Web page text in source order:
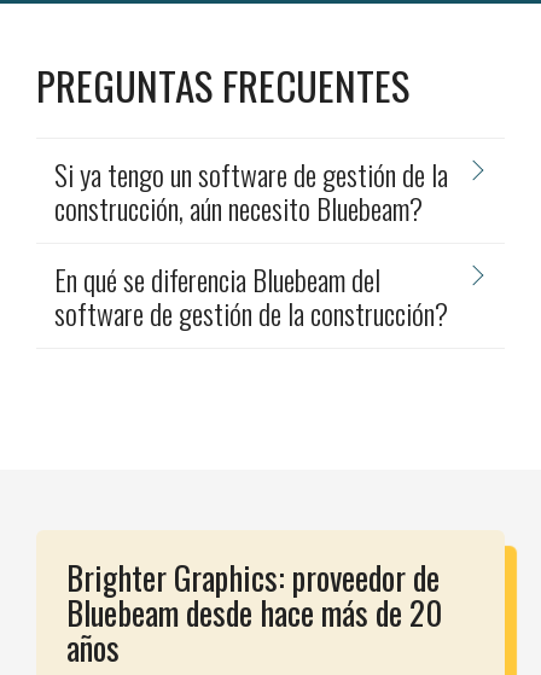
PREGUNTAS FRECUENTES
Si ya tengo un software de gestión de la
construcción, aún necesito Bluebeam?
En qué se diferencia Bluebeam del
software de gestión de la construcción?
Brighter Graphics: proveedor de
Bluebeam desde hace más de 20
años